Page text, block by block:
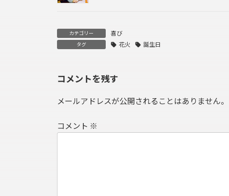
カテゴリー 喜び
タグ 花火 誕生日
コメントを残す
メールアドレスが公開されることはありません。
コメント※